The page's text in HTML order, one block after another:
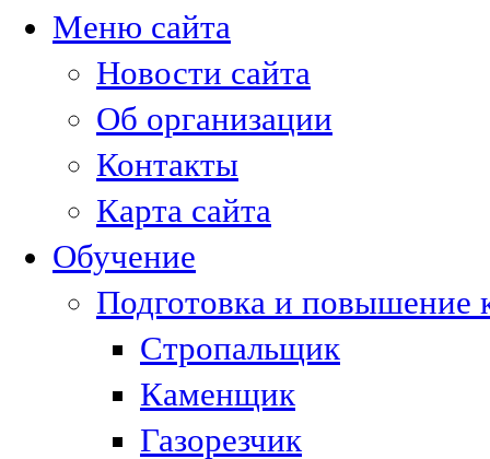
Меню сайта
Новости сайта
Об организации
Контакты
Карта сайта
Обучение
Подготовка и повышение
Стропальщик
Каменщик
Газорезчик